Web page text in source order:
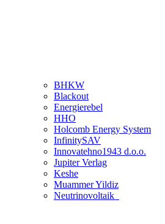
BHKW
Blackout
Energierebel
HHO
Holcomb Energy System
InfinitySAV
Innovatehno1943 d.o.o.
Jupiter Verlag
Keshe
Muammer Yildiz
Neutrinovoltaik